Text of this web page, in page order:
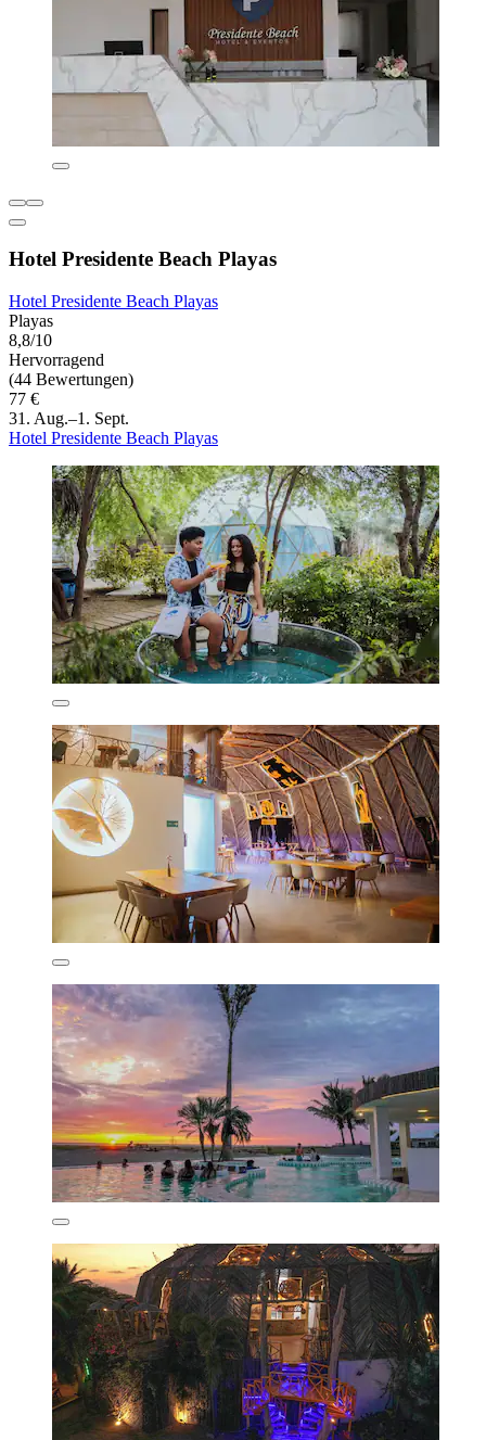
Hotel Presidente Beach Playas
Hotel Presidente Beach Playas
Playas
8,8/10
Hervorragend
(44 Bewertungen)
77 €
31. Aug.–1. Sept.
Hotel Presidente Beach Playas